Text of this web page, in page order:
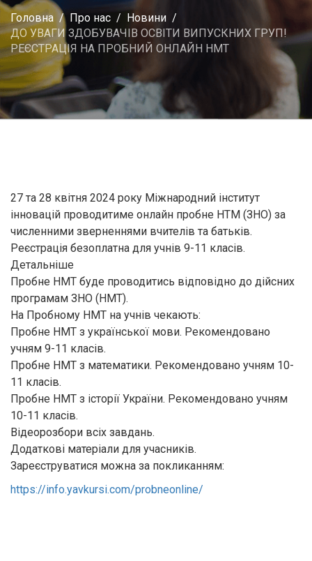
Головна Про нас
Новини
ДО УВАГИ ЗДОБУВАЧІВ ОСВІТИ ВИПУСКНИХ ГРУП!
РЕЄСТРАЦІЯ НА ПРОБНИЙ ОНЛАЙН НМТ
27 та 28 квітня 2024 року Міжнародний інститут
інновацій проводитиме онлайн пробне НТМ (ЗНО) за
численними зверненнями вчителів та батьків.
Реєстрація безоплатна для учнів 9-11 класів.
Детальніше
Пробне НМТ буде проводитись відповідно до дійсних
програмам ЗНО (НМТ).
На Пробному НМТ на учнів чекають:
Пробне НМТ з української мови. Рекомендовано
учням 9-11 класів.
Пробне НМТ з математики. Рекомендовано учням 10-
11 класів.
Пробне НМТ з історії України. Рекомендовано учням
10-11 класів.
Відеорозбори всіх завдань.
Додаткові матеріали для учасників.
Зареєструватися можна за покликанням:
https://info.yavkursi.com/probneonline/